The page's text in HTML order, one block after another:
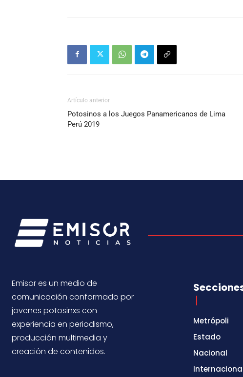
Artículo anterior
Potosinos a los Juegos Panamericanos de Lima
Perú 2019
Emisor es un medio de
comunicación conformado por
jovenes potosinxs con
experiencia en periodismo,
producción multimedia y
creación de contenidos.
Metrópoli
Estado
Nacional